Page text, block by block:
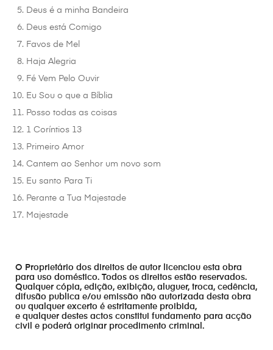
Deus é a minha Bandeira
Deus está Comigo
Favos de Mel
Haja Alegria
Fé Vem Pelo Ouvir
Eu Sou o que a Bíblia
Posso todas as coisas
1 Coríntios 13
Primeiro Amor
Cantem ao Senhor um novo som
Eu santo Para Ti
Perante a Tua Majestade
Majestade
O Proprietário dos direitos de autor licenciou esta obra
para uso doméstico. Todos os direitos estão reservados.
Qualquer cópia, edição, exibição, aluguer, troca, cedência,
difusão publica e/ou emissão não autorizada desta obra
ou qualquer excerto é estritamente proibida,
e qualquer destes actos constitui fundamento para acção
civil e poderá originar procedimento criminal.